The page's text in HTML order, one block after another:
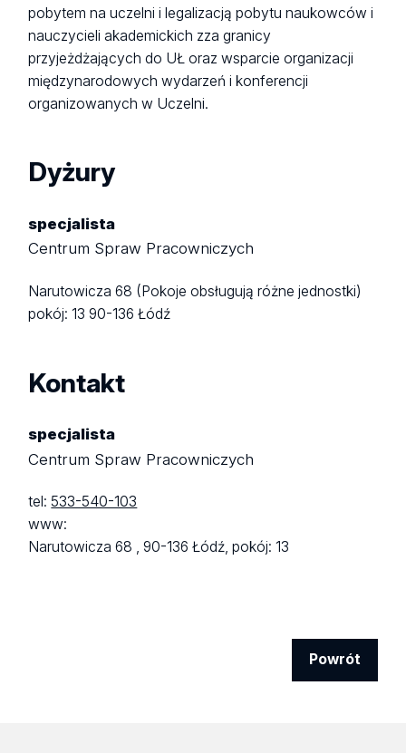
pobytem na uczelni i legalizacją pobytu naukowców i
nauczycieli akademickich zza granicy
przyjeżdżających do UŁ oraz wsparcie organizacji
międzynarodowych wydarzeń i konferencji
organizowanych w Uczelni.
Dyżury
specjalista
Centrum Spraw Pracowniczych
Narutowicza 68 (Pokoje obsługują różne jednostki)
pokój: 1390-136 Łódź
Kontakt
specjalista
Centrum Spraw Pracowniczych
tel: 533-540-103
www:
Narutowicza 68 ,90-136 Łódź,pokój: 13
Powrót